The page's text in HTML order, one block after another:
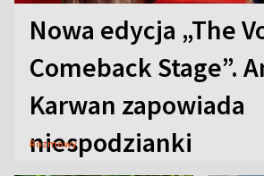
Nowa edycja „The
Comeback Stage”.
Karwan zapowiada
niespodzianki
Rozmowy